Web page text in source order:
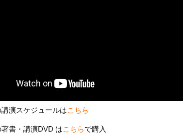
演スケジュールはこちら
書・講演DVD はこちらで購入